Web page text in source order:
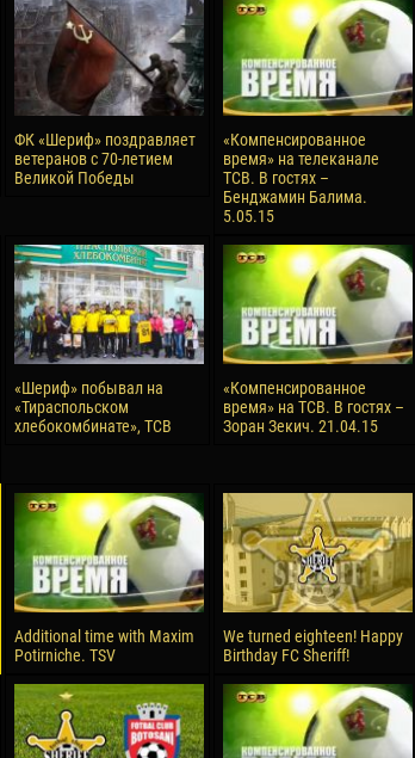
13 May
Renat JOSAN
24 May
Nicolaе CEBOTARI
15 June
Konan Jaures-Ulrich LOUKOU
28 June
Soumaila MAGASSOUBA
10 July
Bourama FOMBA
15 July
Ivan DYULGEROV
21 July
Emil TIMBUR
24 July
Mihail COROTCOV
27 July
Vladimir FRATEA
ФК «Шериф» поздравляет
ветеранов с 70-летием
Великой Победы
«Компенсированное
время» на телеканале
ТСВ. В гостях –
Бенджамин Балима.
5.05.15
«Шериф» побывал на
«Тираспольском
хлебокомбинате», ТСВ
«Компенсированное
время» на ТСВ. В гостях –
Зоран Зекич. 21.04.15
Additional time with Maxim
Potirniche. TSV
We turned eighteen! Happy
Birthday FC Sheriff!